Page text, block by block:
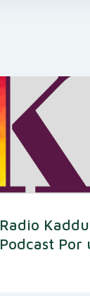
Radio
Podcast Por